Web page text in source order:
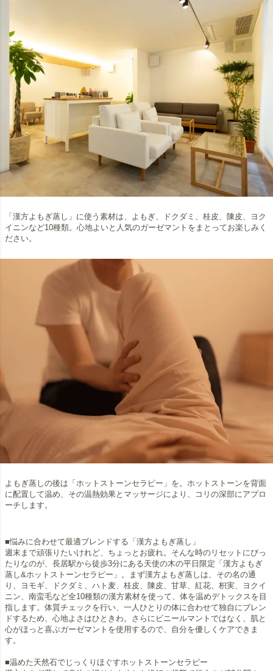
「漢方よもぎ蒸し」に使う素材は、よもぎ、ドクダミ、桂皮、陳皮、ヨク
イニンなど10種類。心地よいと人気のガーゼマントをまとってお楽しみく
ださい。
よもぎ蒸しの後は「ホットストーンセラピー」を。ホットストーンを背面
に配置して温め、その温熱効果とマッサージにより、コリの深部にアプロ
ーチします。
■悩みに合わせて最適ブレンドする「漢方よもぎ蒸し」
週末まで頑張りたいけれど、ちょっとお疲れ。そんな時のリセットにぴっ
たりなのが、長居駅から徒歩3分にある天使の木の平日限定「漢方よもぎ
蒸し&ホットストーンセラピー」。まず漢方よもぎ蒸しは、その名の通
り、ヨモギ、ドクダミ、ハト麦、桂皮、陳皮、甘草、紅花、枳実、ヨクイ
ニン、南蛮毛など全10種類の漢方素材を使って、体を温めデトックスを目
指します。体質チェックを行い、一人ひとりの体に合わせて独自にブレン
ドするため、心地よさはひときわ。さらにビニールマントではなく、肌と
心がほっと喜ぶガーゼマントを使用するので、自分を優しくケアできま
す。
■温めた天然石でじっくりほぐすホットストーンセラピー